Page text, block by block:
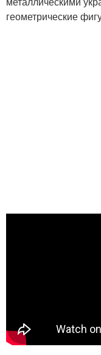
геометрические